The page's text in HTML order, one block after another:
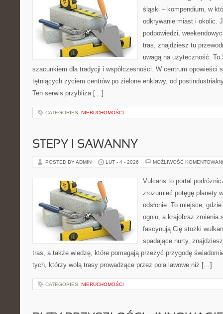
śląski – kompendium, w
odkrywanie miast i okolic.
podpowiedzi,
tras, znajdziesz tu
uwagą na użyteczność.
szacunkiem dla tradycji i współczesności. W centrum opowieści
tętniących życiem centrów po zielone enklawy, od
Ten serwis przybliża […]
CATEGORIES: NIERUCHOMOŚCI
STEPY I SAWANNY
POSTED BY ADMIN LUT - 4 - 2026 MOŻLIWOŚĆ
Vulcans to portal
zrozumieć potęgę planety
odsłonie. To miejsce,
ogniu, a krajobraz zmienia
fascynują Cię stożki
spadające nurty,
tras, a także wiedzę, które pomagają przeżyć przygodę
tych, którzy wolą trasy prowadzące przez pola lawowe niż […]
CATEGORIES: NIERUCHOMOŚCI